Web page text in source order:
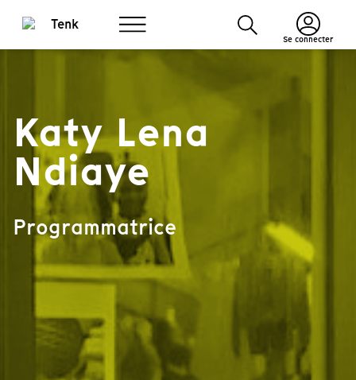
Se connecter
Katy Lena
Ndiaye
Programmatrice